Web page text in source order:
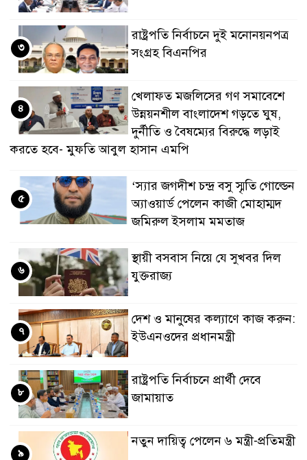
রাষ্ট্রপতি নির্বাচনে দুই মনোনয়নপত্র
সংগ্রহ বিএনপির
৩
খেলাফত মজলিসের গণ সমাবেশে
উন্নয়নশীল বাংলাদেশ গড়তে ঘুষ,
দুর্নীতি ও বৈষম্যের বিরুদ্ধে লড়াই
করতে হবে- মুফতি আবুল হাসান এমপি
৪
‘স্যার জগদীশ চন্দ্র বসু স্মৃতি গোল্ডেন
অ্যাওয়ার্ড পেলেন কাজী মোহাম্মদ
জমিরুল ইসলাম মমতাজ
৫
স্থায়ী বসবাস নিয়ে যে সুখবর দিল
যুক্তরাজ্য
৬
দেশ ও মানুষের কল্যাণে কাজ করুন:
ইউএনওদের প্রধানমন্ত্রী
৭
রাষ্ট্রপতি নির্বাচনে প্রার্থী দেবে
জামায়াত
৮
নতুন দায়িত্ব পেলেন ৬ মন্ত্রী-প্রতিমন্ত্রী
৯